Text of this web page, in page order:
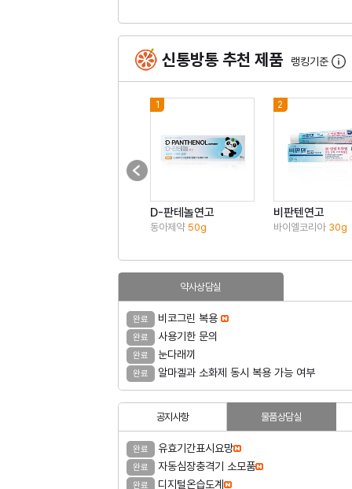
신통방통 추천 제품 랭킹기준
1
D-판테놀연고
동아제약 50g
2
비판텐연고
바이엘코리아 30g
약사상담실
완료 비코그린 복용
완료 사용기한 문의
완료 눈다래끼
완료 알마겔과 소화제 동시 복용 가능 여부
공지사항 물품상담실
완료 유효기간표시요망
완료 자동심장충격기 소모품
완료 디지털온습도계